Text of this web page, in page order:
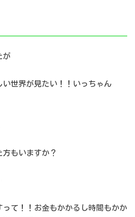
が
世界が見たい！！いっちゃん
もいますか？
って！！お金もかかるし時間もかか